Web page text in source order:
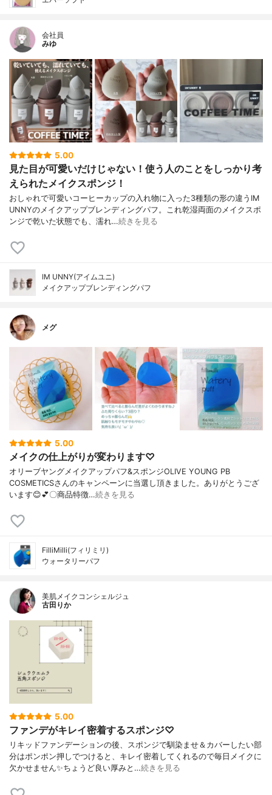
会社員
みゆ
5.00
見た目が可愛いだけじゃない！使う人のことをしっかり考
えられたメイクスポンジ！
おしゃれで可愛いコーヒーカップの入れ物に入った3種類の形の違うIM
UNNYのメイクアップブレンディングパフ。これ乾湿両面のメイクスポ
ンジで乾いた状態でも、濡れ…続きを見る
IM UNNY(アイムユニ)
メイクアップブレンディングパフ
メグ
5.00
メイクの仕上がりが変わります♡
オリーブヤングメイクアップパフ&スポンジOLIVE YOUNG PB
COSMETICSさんのキャンペーンに当選し頂きました。ありがとうござ
います😊💕〇商品特徴…続きを見る
FilliMilli(フィリミリ)
ウォータリーパフ
美肌メイクコンシェルジュ
古田りか
5.00
ファンデがキレイ密着するスポンジ♡
リキッドファンデーションの後、スポンジで馴染ませ＆カバーしたい部
分はポンポン押しでつけると、キレイ密着してくれるので毎日メイクに
欠かせません✨ちょうど良い厚みと…続きを見る